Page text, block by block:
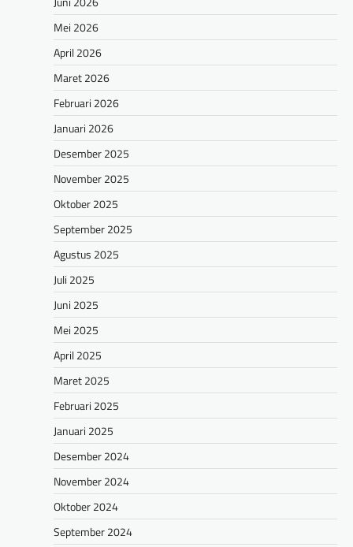
Mei 2026
April 2026
Maret 2026
Februari 2026
Januari 2026
Desember 2025
November 2025
Oktober 2025
September 2025
Agustus 2025
Juli 2025
Juni 2025
Mei 2025
April 2025
Maret 2025
Februari 2025
Januari 2025
Desember 2024
November 2024
Oktober 2024
September 2024